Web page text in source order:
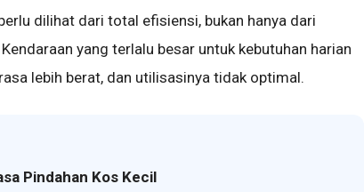
dilihat dari total efisiensi, bukan hanya dari
yang terlalu besar untuk kebutuhan harian
lebih berat, dan utilisasinya tidak optimal.
Pindahan Kos Kecil